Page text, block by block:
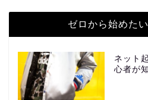
ゼロから始めた
ネット
心者が